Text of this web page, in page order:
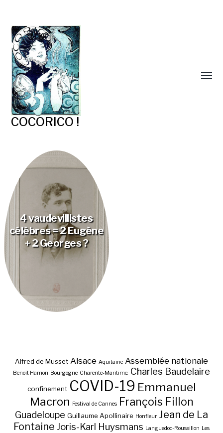
COCORICO !
4 vaudevillistes
célèbres = 2 Eugène
+ 2 Georges ?
Alfred de Musset Alsace Aquitaine Assemblée nationale
Benoît Hamon Bourgogne Charente-Maritime. Charles Baudelaire
confinement COVID-19 Emmanuel
Macron Festival de Cannes François Fillon
Guadeloupe Guillaume Apollinaire Honfleur Jean de La
Fontaine Joris-Karl Huysmans Languedoc-Roussillon Les